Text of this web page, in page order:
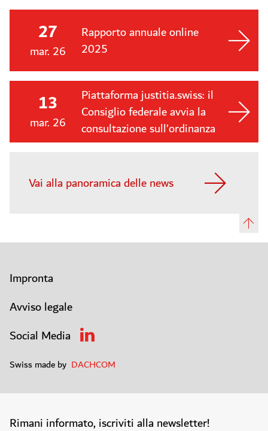
27
mar. 26
Rapporto annuale online
2025
13
mar. 26
Piattaforma justitia.swiss: il
Consiglio federale avvia la
consultazione sull’ordinanza
Vai alla panoramica delle news
Impronta
Avviso legale
Social Media
Swiss made by DACHCOM
Rimani informato, iscriviti alla newsletter!